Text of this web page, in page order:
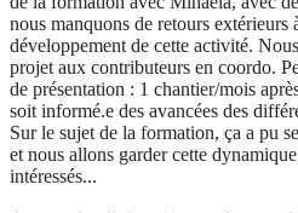
nous manquons de retours extérieurs
développement de cette activité.
projet aux contributeurs en coordo.
de présentation : 1 chantier/mois
soit informé.e des avancées des
Sur le sujet de la formation, ça a pu
et nous allons garder cette
intéressés...